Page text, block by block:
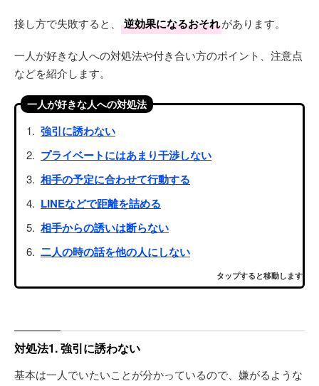
接し方で失敗すると、 逆効果になるおそれがあります。
一人が好きな人への対処法や付き合い方のポイント、注意点
などを紹介します。
一人が好きな人への対処法
強引に誘わない
プライベートにはあまり干渉しない
相手の予定に合わせて行動する
LINEなどで距離を詰める
相手からの誘いは断らない
二人の時の話を他の人にしない
タップすると移動します
対処法1. 強引に誘わない
基本は一人でいたいことが分かっているので、嫌がるような